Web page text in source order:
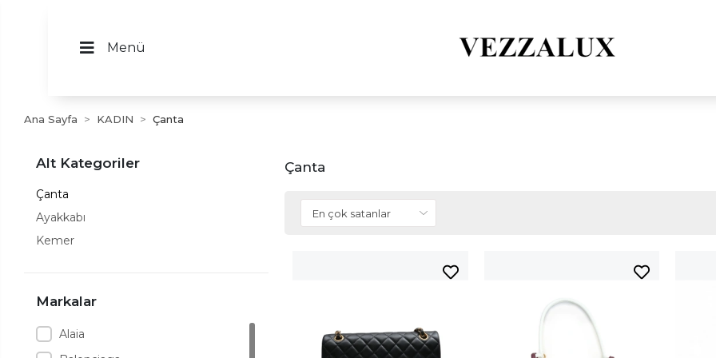
Menü
Ana Sayfa KADIN Çanta
Alt Kategoriler
Çanta
Ayakkabı
Kemer
Markalar
Alaia
Çanta